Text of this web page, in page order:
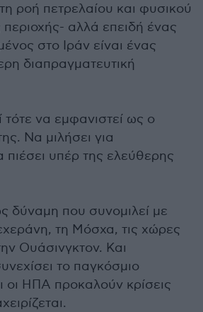
ροή πετρελαίου και φυσικού
αλλά επειδή ένας
στο Ιράν είναι ένας
διαπραγματευτική
τότε να εμφανιστεί ως ο
Να μιλήσει για
υπέρ της ελεύθερης
δύναμη που συνομιλεί με
τη Μόσχα, τις χώρες
Ουάσινγκτον. Και
το παγκόσμιο
οι ΗΠΑ προκαλούν κρίσεις